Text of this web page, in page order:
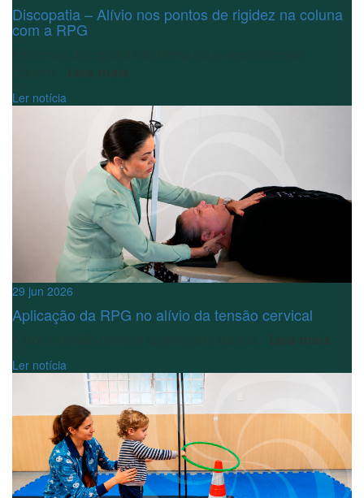
Discopatia – Alívio nos pontos de rigidez na coluna
com a RPG
Ler notícia
29 jun 2026
Aplicação da RPG no alívio da tensão cervical
Ler notícia